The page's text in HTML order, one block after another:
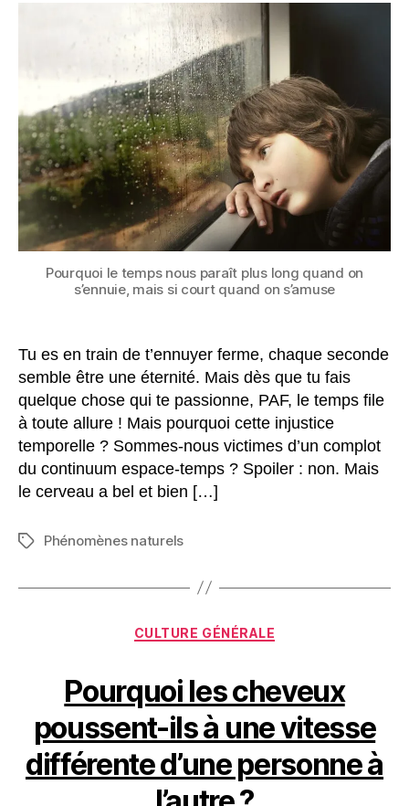
temps
nous
paraît
long
quand
on
s’ennuie,
mais
si
court
quand
on
s’amuse
?
Pourquoi le temps nous paraît plus long quand on
s’ennuie, mais si court quand on s’amuse
Tu es en train de t’ennuyer ferme, chaque seconde
semble être une éternité. Mais dès que tu fais
quelque chose qui te passionne, PAF, le temps file
à toute allure ! Mais pourquoi cette injustice
temporelle ? Sommes-nous victimes d’un complot
du continuum espace-temps ? Spoiler : non. Mais
le cerveau a bel et bien […]
Étiquettes
Phénomènes naturels
Catégories
CULTURE GÉNÉRALE
Pourquoi les cheveux
poussent-ils à une vitesse
différente d’une personne à